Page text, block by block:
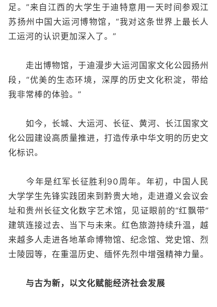
足。”来自江西的大学生于迪特意用一天时间参观江
苏扬州中国大运河博物馆，“我对这条世界上最长人
工运河的认识更加深入了。”
走出博物馆，于迪漫步大运河国家文化公园扬州
段，“优美的生态环境，深厚的历史文化积淀，带给
我非常棒的体验。”
如今，长城、大运河、长征、黄河、长江国家文
化公园建设高质量推进，打造传承中华文明的历史文
化标识。
今年是红军长征胜利90周年。年初，中国人民
大学学生先锋实践团来到黔贵大地，走进遵义会议会
址和贵州长征文化数字艺术馆，见证眼前的“红飘带”
建筑连接过去、当下与未来。红色旅游持续升温，越
来越多人走进各地革命博物馆、纪念馆、党史馆、烈
士陵园等，在重温历史、缅怀先烈中增强精神力量。
与古为新，以文化赋能经济社会发展